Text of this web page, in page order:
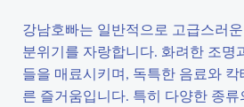
강남호빠는 일반적으로 고급스러
분위기를 자랑합니다. 화려한 조명
들을 매료시키며, 독특한 음료와
른 즐거움입니다. 특히 다양한 종